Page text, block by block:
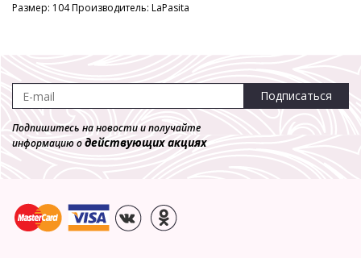
Размер: 104 Производитель: LaPasita
Подписаться
Подпишитесь на новости и получайте
информацию одействующих акциях